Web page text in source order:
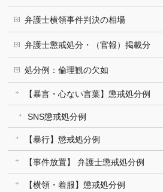
弁護士横領事件判決の相場
弁護士懲戒処分・（官報）掲載分
処分例：倫理観の欠如
【暴言・心ない言葉】懲戒処分例
SNS懲戒処分例
【暴行】懲戒処分例
【事件放置】 弁護士懲戒処分例
【横領・着服】懲戒処分例